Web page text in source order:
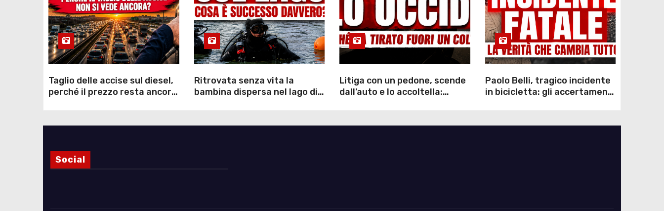
Taglio delle accise sul diesel,
perché il prezzo resta ancora
Ritrovata senza vita la
bambina dispersa nel lago di
Litiga con un pedone, scende
dall’auto e lo accoltella:
Paolo Belli, tragico incidente
in bicicletta: gli accertamenti
chiarire
Social